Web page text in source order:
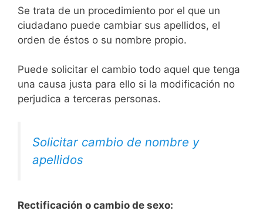
Se trata de un procedimiento por el que un
ciudadano puede cambiar sus apellidos, el
orden de éstos o su nombre propio.
Puede solicitar el cambio todo aquel que tenga
una causa justa para ello si la modificación no
perjudica a terceras personas.
Solicitar cambio de nombre y
apellidos
Rectificación o cambio de sexo: